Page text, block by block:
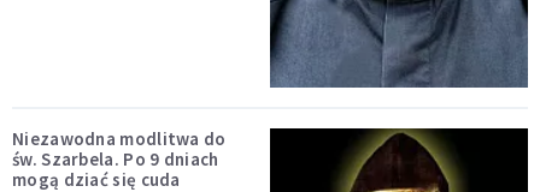
Niezawodna modlitwa do
św. Szarbela. Po 9 dniach
mogą dziać się cuda